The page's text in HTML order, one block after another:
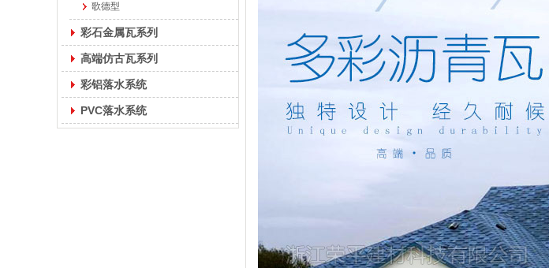
歌德型
彩石金属瓦系列
高端仿古瓦系列
彩铝落水系统
PVC落水系统